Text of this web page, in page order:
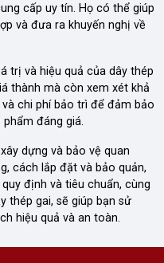
cấp uy tín. Họ có thể giúp
và đưa ra khuyến nghị về
trị và hiệu quả của dây thép
thành mà còn xem xét khả
chi phí bảo trì để đảm bảo
đáng giá.
dựng và bảo vệ quan
cách lắp đặt và bảo quản,
định và tiêu chuẩn, cùng
thép gai, sẽ giúp bạn sử
hiệu quả và an toàn.